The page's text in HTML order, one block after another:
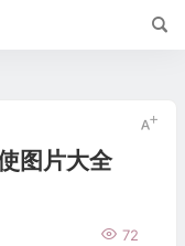
图片大全
72